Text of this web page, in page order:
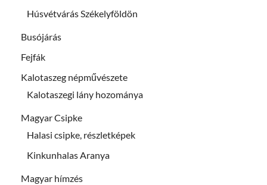
Húsvétvárás Székelyföldön
Busójárás
Fejfák
Kalotaszeg népművészete
Kalotaszegi lány hozománya
Magyar Csipke
Halasi csipke, részletképek
Kinkunhalas Aranya
Magyar hímzés